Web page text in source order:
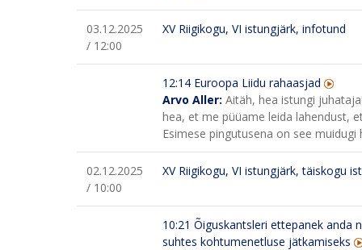
03.12.2025
/ 12:00
XV Riigikogu, VI istungjärk, infotund
12:14 Euroopa Liidu rahaasjad
Arvo Aller: Aitäh, hea istungi
hea, et me püüame leida lahendust,
Esimese pingutusena on see
02.12.2025
/ 10:00
XV Riigikogu, VI istungjärk, täiskogu
10:21 Õiguskantsleri ettepanek anda
suhtes kohtumenetluse jätkamiseks